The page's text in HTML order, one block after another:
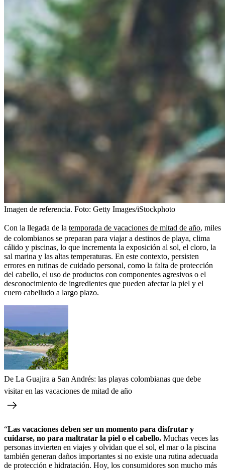
Imagen de referencia. Foto: Getty Images/iStockphoto
Con la llegada de la temporada de vacaciones de mitad de año, miles
de colombianos se preparan para viajar a destinos de playa, clima
cálido y piscinas, lo que incrementa la exposición al sol, el cloro, la
sal marina y las altas temperaturas. En este contexto, persisten
errores en rutinas de cuidado personal, como la falta de protección
del cabello, el uso de productos con componentes agresivos o el
desconocimiento de ingredientes que pueden afectar la piel y el
cuero cabelludo a largo plazo.
De La Guajira a San Andrés: las playas colombianas que debe
visitar en las vacaciones de mitad de año
“Las vacaciones deben ser un momento para disfrutar y
cuidarse, no para maltratar la piel o el cabello. Muchas veces las
personas invierten en viajes y olvidan que el sol, el mar o la piscina
también generan daños importantes si no existe una rutina adecuada
de protección e hidratación. Hoy, los consumidores son mucho más